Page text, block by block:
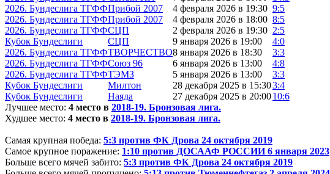
2026. Бундеслига ТГФФПрибой 2007 4 февраля 2026 в 19:30 9:5
2026. Бундеслига ТГФФПрибой 2007 4 февраля 2026 в 18:00 8:5
2026. Бундеслига ТГФФСЦП 2 февраля 2026 в 19:30 2:5
Кубок Бундеслиги
СЦП 9 января 2026 в 19:00
4:0
2026. Бундеслига ТГФФТВОРЧЕСТВО8 января 2026 в 18:30
3:3
2026. Бундеслига ТГФФСоюз 96 6 января 2026 в 13:00
4:8
2026. Бундеслига ТГФФТЭМЗ 5 января 2026 в 13:00
3:3
Кубок Бундеслиги
Милтон 28 декабря 2025 в 15:303:4
Кубок Бундеслиги
Наяда 27 декабря 2025 в 20:0010:6
Лучшее место: 4 место в 2018-19. Бронзовая лига.
Худшее место: 4 место в 2018-19. Бронзовая лига.
Самая крупная победа: 5:3 против ФК Дрова 24 октября 2019
Самое крупное поражение: 1:10 против ДОСААФ РОССИИ 6 января 2023
Больше всего мячей забито: 5:3 против ФК Дрова 24 октября 2019